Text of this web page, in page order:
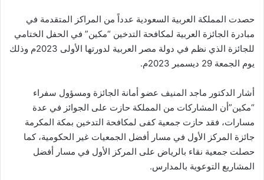
حصدت المملكة العربية السعودية عدداً من المراكز المتقدمة في
مبادرة الجائزة العربية لمكافحة التدخين “مكين” في الحفل الختامي
للجائزة الذي نظم في دولة مصر العربية لدورتها الأولى 2023م وذلك
يوم الجمعة 29 ديسمبر 2023م.
أشار الدكتور ماجد المنيف عضو أمانة الجائزة ومسؤول سفراء
“مكين”أن المشاركات من المملكة حازت على الجوائز في عدة
مسارات، فقد حازت جمعية كفى لمكافحة التدخين بمكة المكرمة
جائزة المركز الأول في مسار أفضل الجمعيات غير الحكومية، كما
حصلت جمعية نقاء بالرياض على المركز الأول في مسار أفضل
المشاريع التوعوية بالمدارس.